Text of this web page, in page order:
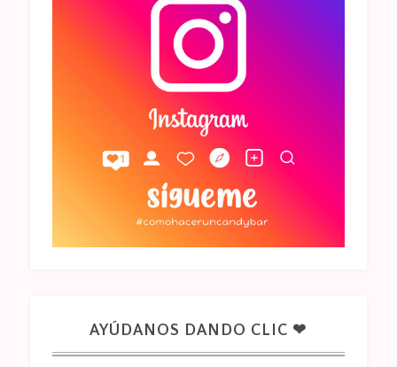
AYÚDANOS DANDO CLIC ❤